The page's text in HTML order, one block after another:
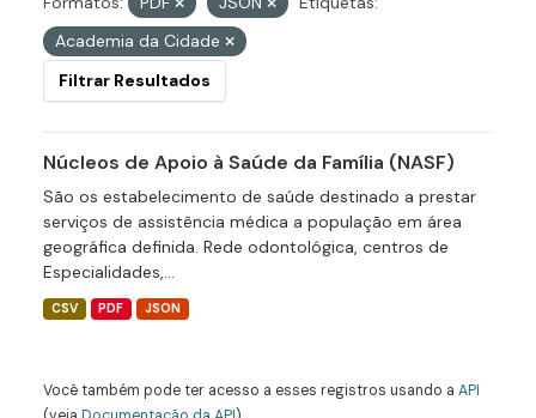
Academia da Cidade
Filtrar Resultados
Núcleos de Apoio à Saúde da Família (NASF)
São os estabelecimento de saúde destinado a prestar
serviços de assistência médica a população em área
geográfica definida. Rede odontológica, centros de
Especialidades,...
CSV PDF JSON
Você também pode ter acesso a esses registros usando a API